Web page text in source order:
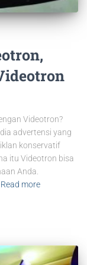
Videotron?
advertensi yang
konservatif
itu Videotron bisa
Anda.
Read more